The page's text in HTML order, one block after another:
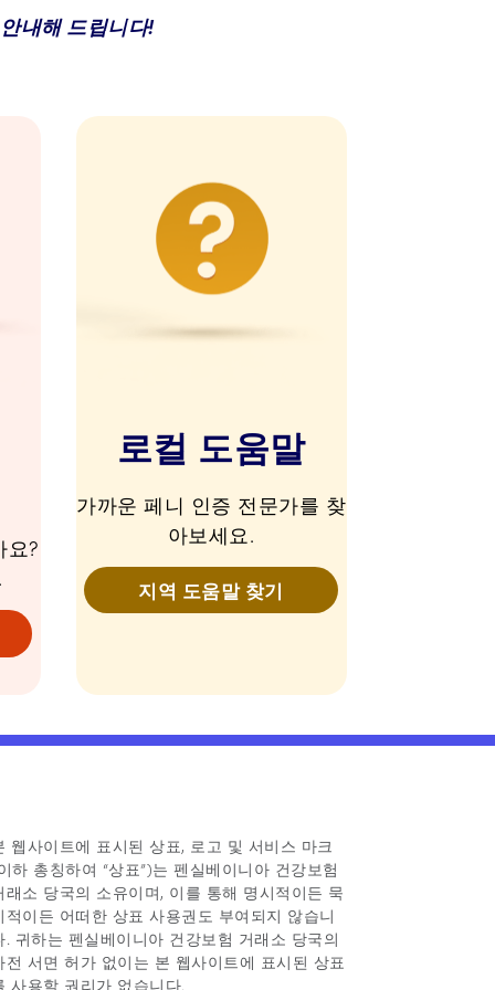
내해 드립니다!
요?
로컬 도움말
가까운 페니 인증 전문가를 찾
아보세요.
지역 도움말 찾기
웹사이트에 표시된 상표, 로고 및 서비스 마크
하 총칭하여 “상표”)는 펜실베이니아 건강보험
래소 당국의 소유이며, 이를 통해 명시적이든 묵
적이든 어떠한 상표 사용권도 부여되지 않습니
. 귀하는 펜실베이니아 건강보험 거래소 당국의
전 서면 허가 없이는 본 웹사이트에 표시된 상표
사용할 권리가 없습니다.